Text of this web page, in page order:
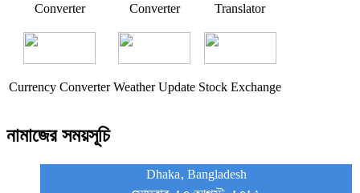
Converter Converter Translator
Currency Converter Weather Update Stock Exchange
নামাজের সময়সূচি
Dhaka, Bangladesh